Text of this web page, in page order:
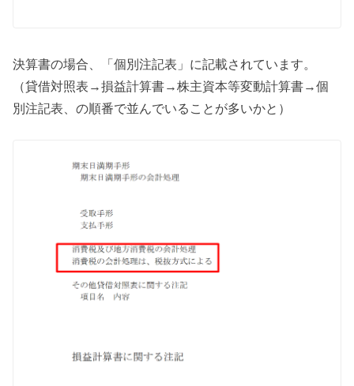
決算書の場合、「個別注記表」に記載されています。
（貸借対照表→損益計算書→株主資本等変動計算書→個
別注記表、の順番で並んでいることが多いかと）